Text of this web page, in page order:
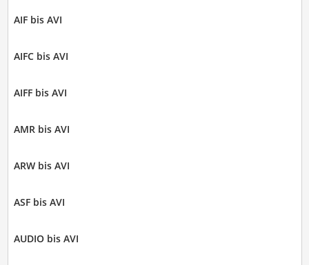
AIF bis AVI
AIFC bis AVI
AIFF bis AVI
AMR bis AVI
ARW bis AVI
ASF bis AVI
AUDIO bis AVI